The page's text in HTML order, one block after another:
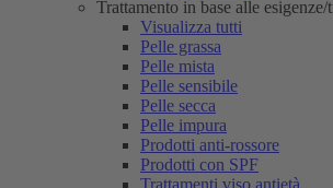
Trattamento in base alle
Visualizza tutti
Pelle grassa
Pelle mista
Pelle sensibile
Pelle secca
Pelle impura
Prodotti anti-rossore
Prodotti con SPF
Trattamenti viso antietà